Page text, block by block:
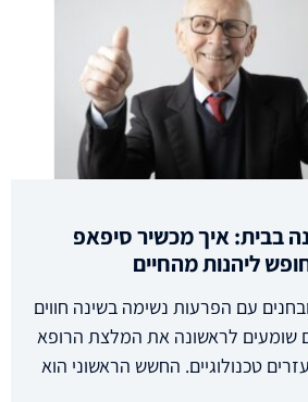
בבית: איך מכשיר סיפאפ
ליהנות מהחיים
עם הפרעות נשימה בשינה חווים
שומעים לראשונה את המלצת הרופא
טכנולוגיים. החשש הראשוני הוא